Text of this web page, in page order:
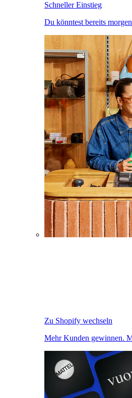
Schneller Einstieg
Du könntest bereits
Zu Shopify wechseln
Mehr Kunden gewinnen.